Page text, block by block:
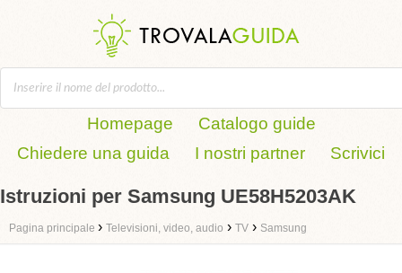
Homepage
Catalogo guide
Chiedere una guida
I nostri partner Scrivici
Istruzioni per Samsung UE58H5203AK
Pagina principale › Televisioni, video, audio › TV › Samsung